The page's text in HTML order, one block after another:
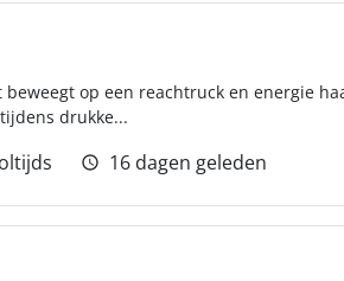
op een reachtruck en energie
drukke...
16 dagen geleden